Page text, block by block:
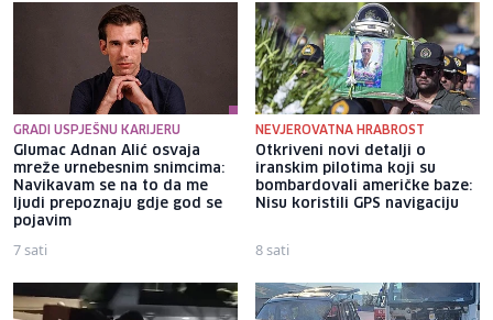
GRADI USPJEŠNU KARIJERU
Glumac Adnan Alić osvaja
mreže urnebesnim snimcima:
Navikavam se na to da me
ljudi prepoznaju gdje god se
pojavim
7 sati
NEVJEROVATNA HRABROST
Otkriveni novi detalji o
iranskim pilotima koji su
bombardovali američke baze:
Nisu koristili GPS navigaciju
8 sati